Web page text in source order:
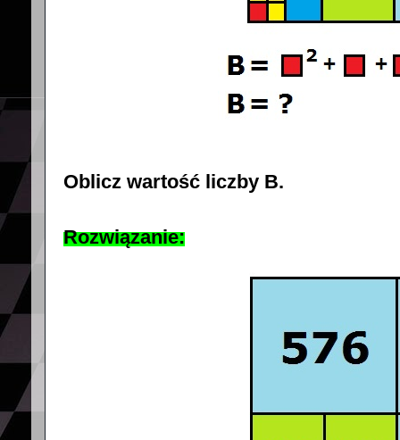
Oblicz wartość liczby B.
Rozwiązanie: